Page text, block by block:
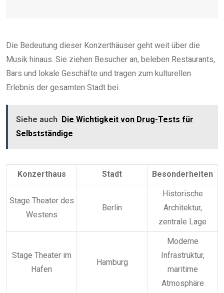
Die Bedeutung dieser Konzerthäuser geht weit über die
Musik hinaus. Sie ziehen Besucher an, beleben Restaurants,
Bars und lokale Geschäfte und tragen zum kulturellen
Erlebnis der gesamten Stadt bei.
Siehe auch Die Wichtigkeit von Drug-Tests für
Selbstständige
Konzerthaus Stadt Besonderheiten
Stage Theater des
Westens
Berlin
Historische
Architektur,
zentrale Lage
Stage Theater im
Hafen
Hamburg
Moderne
Infrastruktur,
maritime
Atmosphäre